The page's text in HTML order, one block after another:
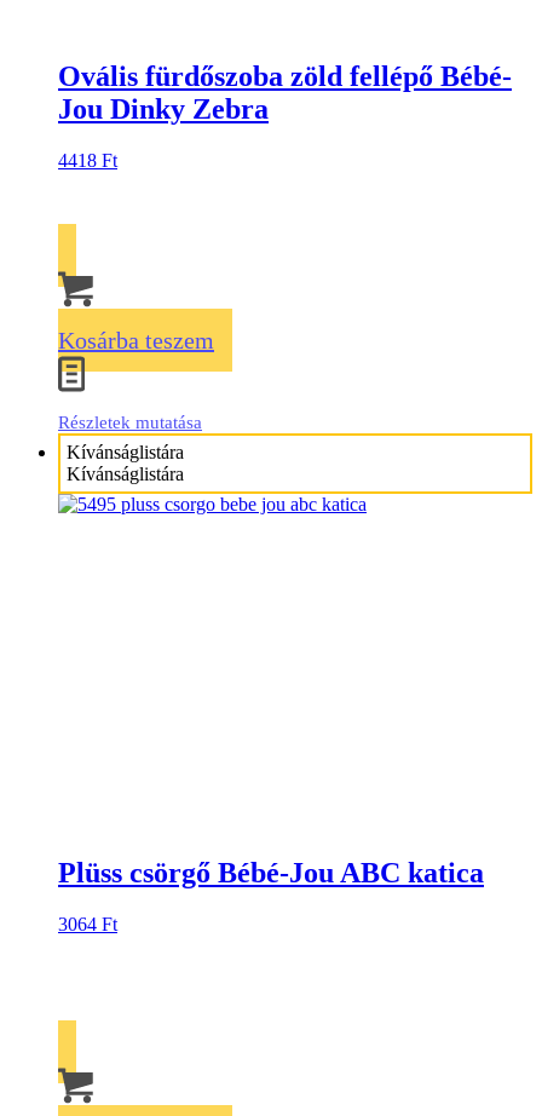
Ovális fürdőszoba zöld fellépő Bébé-
Jou Dinky Zebra
4418 Ft
Kosárba teszem
Részletek mutatása
Kívánságlistára
Kívánságlistára
Plüss csörgő Bébé-Jou ABC katica
3064 Ft